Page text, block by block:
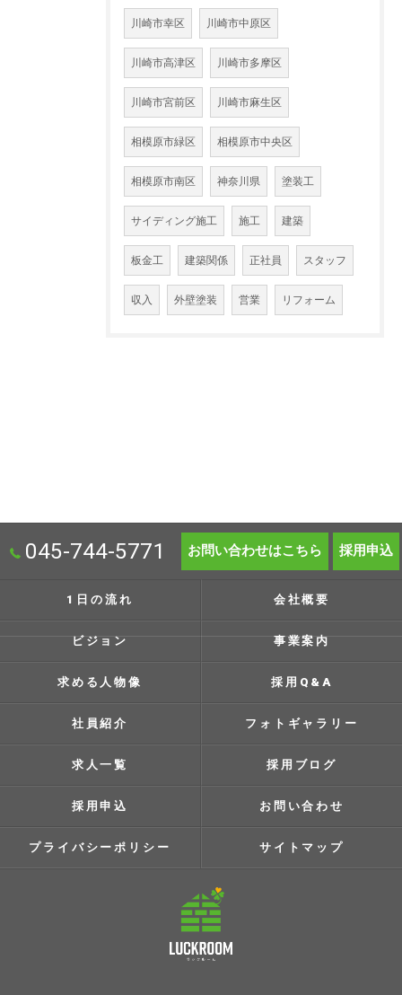
川崎市幸区 川崎市中原区
川崎市高津区 川崎市多摩区
川崎市宮前区 川崎市麻生区
相模原市緑区 相模原市中央区
相模原市南区 神奈川県 塗装工
サイディング施工 施工 建築
板金工 建築関係 正社員 スタッフ
収入 外壁塗装 営業 リフォーム
045-744-5771 お問い合わせはこちら 採用申込
1日の流れ 会社概要
ビジョン 事業案内
求める人物像 採用Q&A
社員紹介 フォトギャラリー
求人一覧 採用ブログ
採用申込 お問い合わせ
プライバシーポリシー サイトマップ